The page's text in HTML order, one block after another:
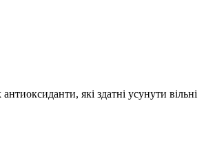
які здатні усунути вільні